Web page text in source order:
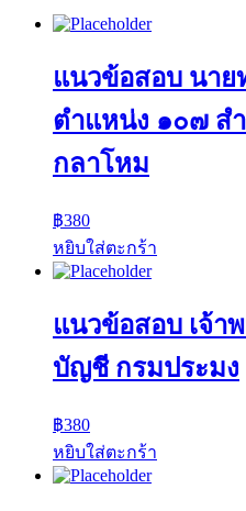
แนวข้อสอบ นา
ตำแหน่ง ๑๐๗ ส
กลาโหม
฿380
หยิบใส่ตะกร้า
แนวข้อสอบ เจ้า
บัญชี กรมประมง
฿380
หยิบใส่ตะกร้า